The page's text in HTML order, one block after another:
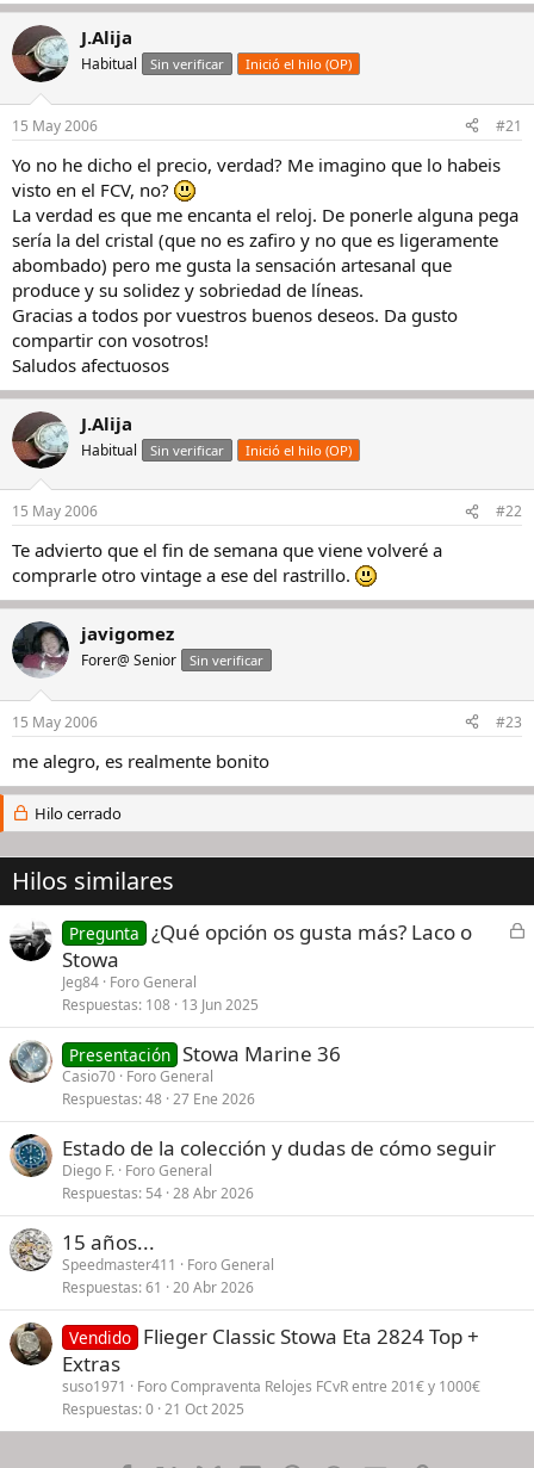
J.Alija
Habitual Sin verificar Inició el hilo (OP)
15 May 2006 #21
Yo no he dicho el precio, verdad? Me imagino que lo habeis
visto en el FCV, no?
La verdad es que me encanta el reloj. De ponerle alguna pega
sería la del cristal (que no es zafiro y no que es ligeramente
abombado) pero me gusta la sensación artesanal que
produce y su solidez y sobriedad de líneas.
Gracias a todos por vuestros buenos deseos. Da gusto
compartir con vosotros!
Saludos afectuosos
J.Alija
Habitual Sin verificar Inició el hilo (OP)
15 May 2006 #22
Te advierto que el fin de semana que viene volveré a
comprarle otro vintage a ese del rastrillo.
javigomez
Forer@ Senior Sin verificar
15 May 2006 #23
me alegro, es realmente bonito
Hilo cerrado
Hilos similares
C
a
Pregunta ¿Qué opción os gusta más? Laco o
Stowa
Jeg84 Foro General
Respuestas 108 13 Jun 2025
Presentación Stowa Marine 36
Casio70 Foro General
Respuestas 48 27 Ene 2026
Estado de la colección y dudas de cómo seguir
Diego F. Foro General
Respuestas 54 28 Abr 2026
15 años...
Speedmaster411
Foro General
Respuestas 61 20 Abr 2026
Vendido Flieger Classic Stowa Eta 2824 Top +
Extras
suso1971
Foro Compraventa Relojes FCvR entre 201€ y 1000€
Respuestas 0 21 Oct 2025